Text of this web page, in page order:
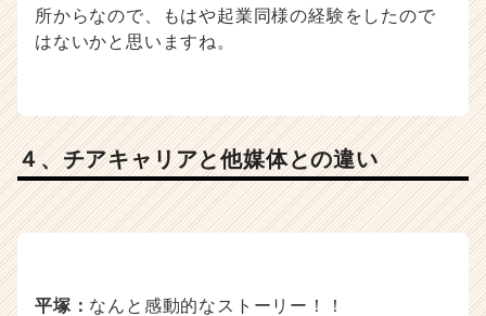
所からなので、もはや起業同様の経験をしたので
はないかと思いますね。
４、チアキャリアと他媒体との違い
平塚： なんと感動的なストーリー！！